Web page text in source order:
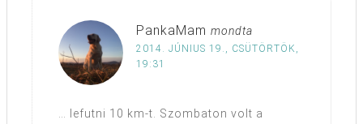
PankaMam mondta
2014. JÚNIUS 19., CSÜTÖRTÖK,
19:31
… lefutni 10 km-t. Szombaton volt a